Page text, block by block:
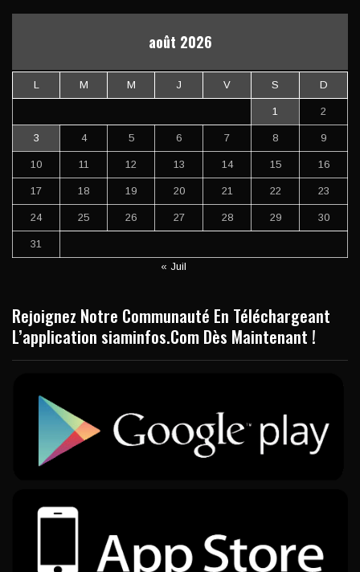
août 2026
L M M J V S D
1 2
3 4 5 6 7 8 9
10 11 12 13 14 15 16
17 18 19 20 21 22 23
24 25 26 27 28 29 30
31
« Juil
Rejoignez Notre Communauté En Téléchargeant
L’application siaminfos.Com Dès Maintenant !